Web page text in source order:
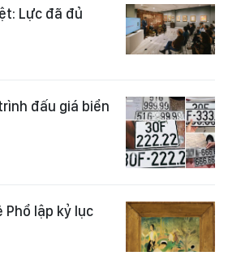
Lực đã đủ
đấu giá biển
Phổ lập kỷ lục